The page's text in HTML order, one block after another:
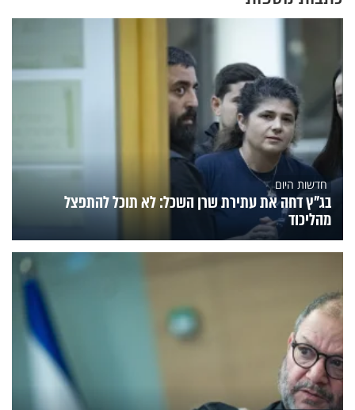
חדשות היום
בג"ץ דחה את עתירת שרן השכל: לא תוכל להתפצל
מהליכוד